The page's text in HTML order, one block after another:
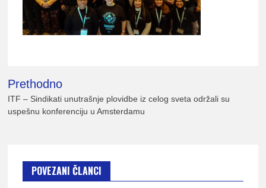
Kretanje
članka
Prethodno
ITF – Sindikati unutrašnje plovidbe iz celog sveta održali su
uspešnu konferenciju u Amsterdamu
POVEZANI ČLANCI